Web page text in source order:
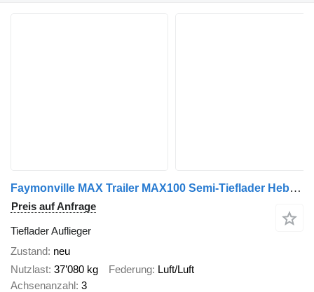
Faymonville MAX Trailer MAX100 Semi-Tieflader Hebebett
Preis auf Anfrage
Tieflader Auflieger
Zustand neu
Nutzlast 37’080 kg Federung Luft/Luft
Achsenanzahl 3